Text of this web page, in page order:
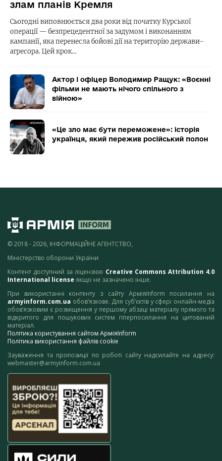
злам планів Кремля
Сьогодні виповнюється два роки від початку Курської
операції — безпрецедентної за задумом і виконанням
кампанії, яка перенесла бойові дії на територію держави-
агресора. Цей крок…
Актор і офіцер Володимир Ращук: «Воєнні
фільми не мають нічого спільного з
війною»
«Це зло має бути переможене»: історія
українця, який пережив російський полон
© 2018 - 2026, ІНФОРМАЦІЙНЕ АГЕНТСТВО,
Міністерство оборони України
Контент доступний за ліцензією Creative Commons Attribution 4.0
International license якщо не зазначено інше.
При використанні контенту з сайту АрміяInform посилання на
armyinform.com.ua обов’язкове. Для суб’єктів у сфері онлайн-медіа
обов’язковим є розміщення у першому абзаці матеріалу прямого та
відкритого для пошукових систем гіперпосилання на цитований
матеріал.
Політика користування сайтом АрміяInform
Політика використання файлів cookie
Зауваження та пропозиції по роботі сайту надсилайте на адресу:
webmaster@armyinform.com.ua